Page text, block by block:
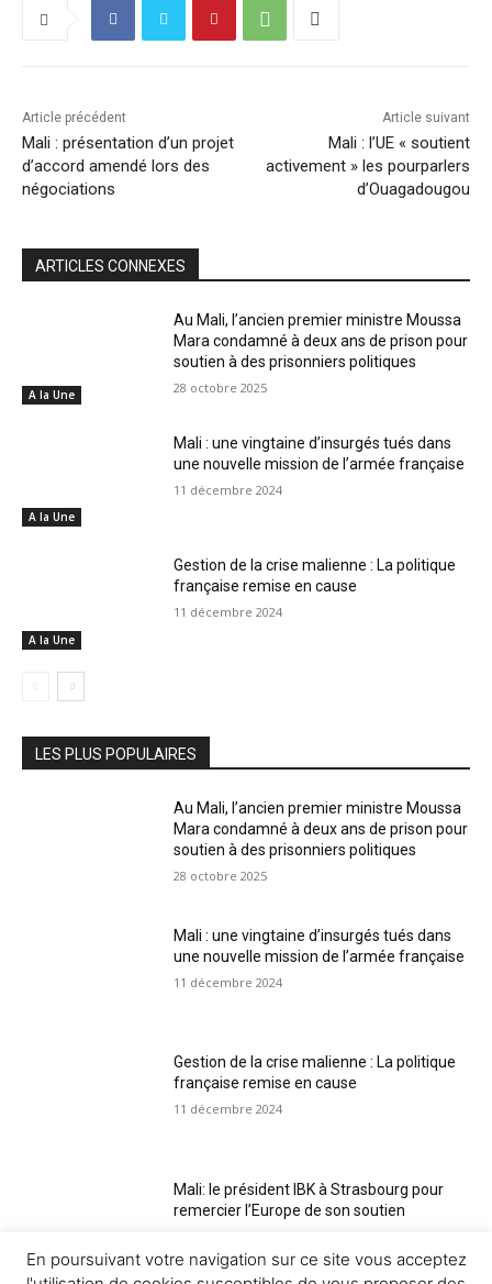
Article précédent
Mali : présentation d’un projet
d’accord amendé lors des
négociations
Article suivant
Mali : l’UE « soutient
activement » les pourparlers
d’Ouagadougou
ARTICLES CONNEXES
A la Une
Au Mali, l’ancien premier ministre Moussa
Mara condamné à deux ans de prison pour
soutien à des prisonniers politiques
28 octobre 2025
A la Une
Mali : une vingtaine d’insurgés tués dans
une nouvelle mission de l’armée française
11 décembre 2024
A la Une
Gestion de la crise malienne : La politique
française remise en cause
11 décembre 2024
LES PLUS POPULAIRES
Au Mali, l’ancien premier ministre Moussa
Mara condamné à deux ans de prison pour
soutien à des prisonniers politiques
28 octobre 2025
Mali : une vingtaine d’insurgés tués dans
une nouvelle mission de l’armée française
11 décembre 2024
Gestion de la crise malienne : La politique
française remise en cause
11 décembre 2024
Mali: le président IBK à Strasbourg pour
remercier l’Europe de son soutien
En poursuivant votre navigation sur ce site vous acceptez